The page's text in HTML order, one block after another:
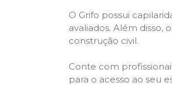
O Grifo possui
avaliados. Além disso,
construção civil.
Conte com
para o acesso ao seu